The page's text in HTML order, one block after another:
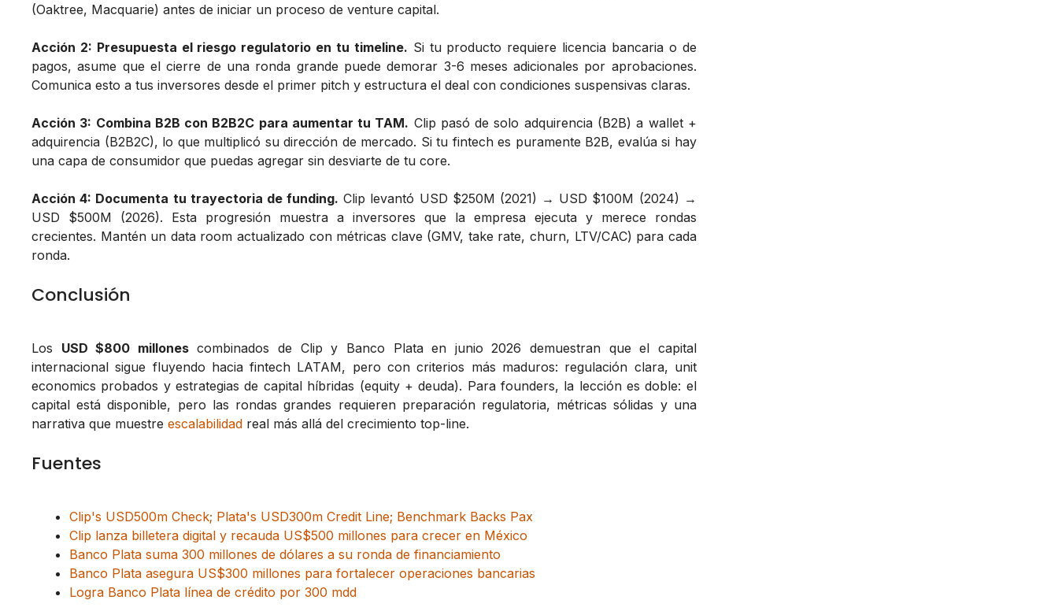
(Oaktree, Macquarie) antes de iniciar un proceso de venture capital.
Acción 2: Presupuesta el riesgo regulatorio en tu timeline. Si tu producto requiere licencia bancaria o de
pagos, asume que el cierre de una ronda grande puede demorar 3-6 meses adicionales por aprobaciones.
Comunica esto a tus inversores desde el primer pitch y estructura el deal con condiciones suspensivas claras.
Acción 3: Combina B2B con B2B2C para aumentar tu TAM. Clip pasó de solo adquirencia (B2B) a wallet +
adquirencia (B2B2C), lo que multiplicó su dirección de mercado. Si tu fintech es puramente B2B, evalúa si hay
una capa de consumidor que puedas agregar sin desviarte de tu core.
Acción 4: Documenta tu trayectoria de funding. Clip levantó USD $250M (2021) → USD $100M (2024) →
USD $500M (2026). Esta progresión muestra a inversores que la empresa ejecuta y merece rondas
crecientes. Mantén un data room actualizado con métricas clave (GMV, take rate, churn, LTV/CAC) para cada
ronda.
Conclusión
Los USD $800 millonescombinados de Clip y Banco Plata en junio 2026 demuestran que el capital
internacional sigue fluyendo hacia fintech LATAM, pero con criterios más maduros: regulación clara, unit
economics probados y estrategias de capital híbridas (equity + deuda). Para founders, la lección es doble: el
capital está disponible, pero las rondas grandes requieren preparación regulatoria, métricas sólidas y una
narrativa que muestre escalabilidad real más allá del crecimiento top-line.
Fuentes
Clip's USD500m Check; Plata's USD300m Credit Line; Benchmark Backs Pax
Clip lanza billetera digital y recauda US$500 millones para crecer en México
Banco Plata suma 300 millones de dólares a su ronda de financiamiento
Banco Plata asegura US$300 millones para fortalecer operaciones bancarias
Logra Banco Plata línea de crédito por 300 mdd